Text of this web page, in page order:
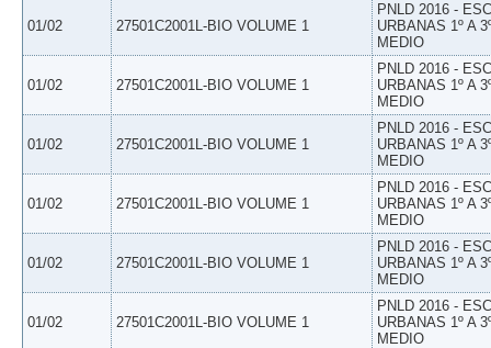
01/02 27501C2001L-BIO VOLUME 1
PNLD 2016 -
URBANAS 1º A
MEDIO
01/02 27501C2001L-BIO VOLUME 1
PNLD 2016 -
URBANAS 1º A
MEDIO
01/02 27501C2001L-BIO VOLUME 1
PNLD 2016 -
URBANAS 1º A
MEDIO
01/02 27501C2001L-BIO VOLUME 1
PNLD 2016 -
URBANAS 1º A
MEDIO
01/02 27501C2001L-BIO VOLUME 1
PNLD 2016 -
URBANAS 1º A
MEDIO
01/02 27501C2001L-BIO VOLUME 1
PNLD 2016 -
URBANAS 1º A
MEDIO